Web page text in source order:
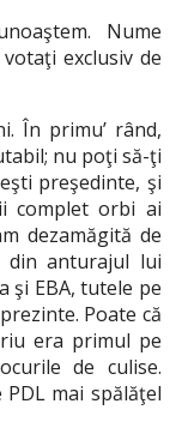
Nume
exclusiv de
În primu’ rând,
nu poţi să-ţi
preşedinte, şi
complet orbi ai
dezamăgită de
din anturajul lui
şi EBA, tutele pe
Poate că
era primul pe
de culise.
mai spălăţel